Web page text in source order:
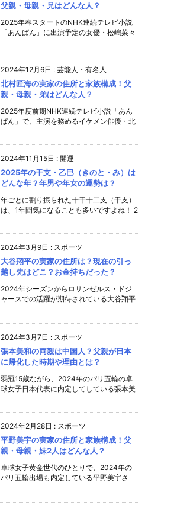
父親・母親・兄はどんな人？
2025年春スタートのNHK連続テレビ小説
「あんぱん」に出演予定の女優・松嶋菜々
2024年12月6日 : 芸能人・有名人
北村匠海の実家の住所と家族構成！父
親・母親・弟はどんな人？
2025年度前期NHK連続テレビ小説「あん
ぱん」で、主演を務めるイケメン俳優・北
2024年11月15日 : 開運
2025年の干支・乙巳（きのと・み）は
どんな年？年男や年女の運勢は？
年ごとに割り振られた十干十二支（干支）
は、1年間気になることも多いですよね！ 2
2024年3月9日 : スポーツ
大谷翔平の実家の住所は？現在の引っ
越し先はどこ？お金持ちだった？
2024年シーズンからロサンゼルス・ドジ
ャースでの活躍が期待されている大谷翔平
2024年3月7日 : スポーツ
張本美和の両親は中国人？父親が日本
に帰化した時期や理由とは？
弱冠15歳ながら、2024年のパリ五輪の卓
球女子日本代表に内定してしている張本美
2024年2月28日 : スポーツ
平野美宇の実家の住所と家族構成！父
親・母親・妹2人はどんな人？
卓球女子黄金世代のひとりで、2024年の
パリ五輪出場も内定している平野美宇さ